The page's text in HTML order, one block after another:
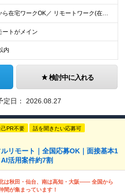
＼全国から在宅ワークOK／ リモートワーク(在宅勤務)or東京本社、大阪支社、または東京23区、大阪のお客様先での勤務 ★転勤はありません ★希望をもとに配属先を決定します ★リモートワーク率5割
ートがメイン
内
検討中に入れる
定日： 2026.08.27
己PR不要 話を聞きたい応募可
リモート｜全国応募OK｜面接基本1
活用案件約7割
は秋田・仙台、南は高知・大阪—— 全国から
間が集まっています！